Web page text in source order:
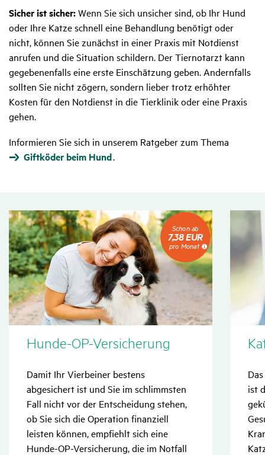
Sicher ist sicher:Wenn Sie sich unsicher sind, ob Ihr Hund
oder Ihre Katze schnell eine Behandlung benötigt oder
nicht, können Sie zunächst in einer Praxis mit Notdienst
anrufen und die Situation schildern. Der Tiernotarzt kann
gegebenenfalls eine erste Einschätzung geben. Andernfalls
sollten Sie nicht zögern, sondern lieber trotz erhöhter
Kosten für den Notdienst in die Tierklinik oder eine Praxis
gehen.
Informieren Sie sich in unserem Ratgeber zum Thema
Giftköder beim Hund.
Schon
ab
7,38
EUR
pro
Monat
Schon ab
7,38 EUR
pro Monat
Hunde-OP-Versi­che­rung
Damit Ihr Vierbeiner bestens
abgesichert ist und Sie im schlimmsten
Fall nicht vor der Entscheidung stehen,
ob Sie sich die Operation finanziell
leisten können, empfiehlt sich eine
Hunde-OP-Versicherung, die im Notfall
ist